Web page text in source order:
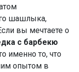
шашлыка,
вы мечтаете о
с барбекю
именно то, что
опытом в